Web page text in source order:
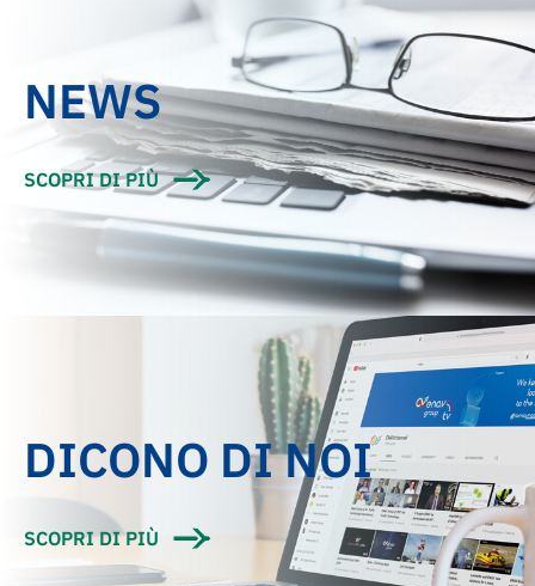
NEWS
SCOPRI DI PIÙ
DICONO DI NOI
SCOPRI DI PIÙ